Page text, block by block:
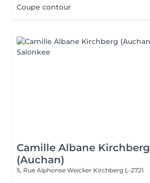
Coupe contour
Camille Albane Kirchberg
(Auchan)
5, Rue Alphonse Weicker Kirchberg L-2721